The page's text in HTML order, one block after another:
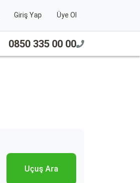
Giriş Yap Üye Ol
0850 335 00 00
Uçuş Ara